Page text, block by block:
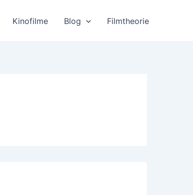
Kinofilme Blog Filmtheorie